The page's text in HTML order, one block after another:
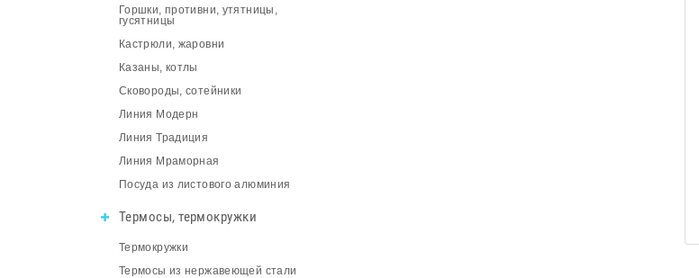
Горшки, противни, утятницы,
гусятницы
Кастрюли, жаровни
Казаны, котлы
Сковороды, сотейники
Линия Модерн
Линия Традиция
Линия Мраморная
Посуда из листового алюминия
Термосы, термокружки
Термокружки
Термосы из нержавеющей стали